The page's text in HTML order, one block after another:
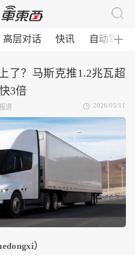
高层对话 快讯 自动驾驶
╋
了？马斯克推1.2兆瓦超
3倍
道 2026/05/11
）